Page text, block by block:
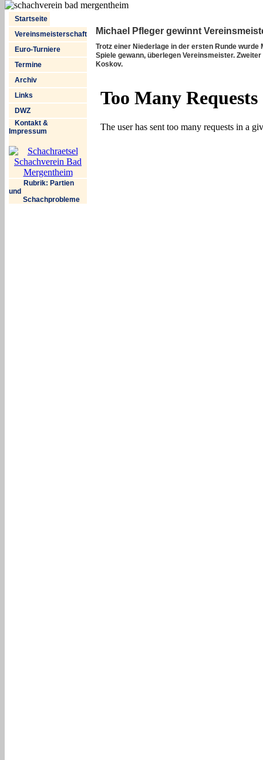
Startseite
Vereinsmeisterschaft
Euro-Turniere
Termine
Archiv
Links
DWZ
Kontakt &
Impressum
Rubrik: Partien
und
Schachprobleme
Michael Pfleger gewinnt
Trotz einer Niederlage in der ersten Runde
Spiele gewann, überlegen Vereinsmeister.
Koskov.